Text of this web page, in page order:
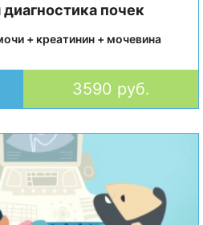
почек
+ креатинин + мочевина
3590 руб.